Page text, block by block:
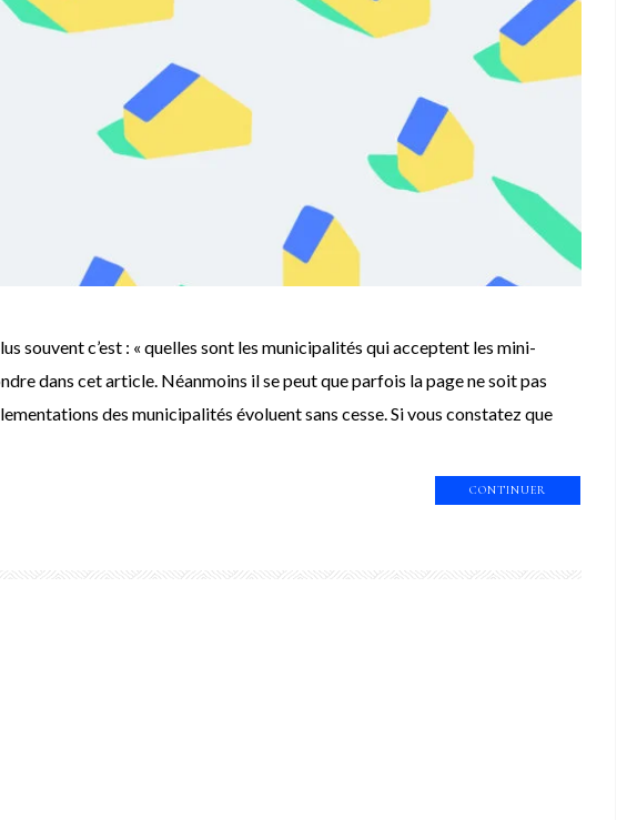
souvent c’est : « quelles sont les municipalités qui acceptent les mini-
dans cet article. Néanmoins il se peut que parfois la page ne soit pas
des municipalités évoluent sans cesse. Si vous constatez que
CONTINUER